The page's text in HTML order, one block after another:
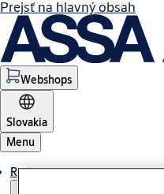
Prejsť na hlavný obsah
Webshops
Slovakia
Menu
Riešenie